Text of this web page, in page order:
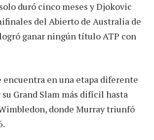
duró cinco meses y Djokovic
del Abierto de Australia de
ganar ningún título ATP con
encuentra en una etapa diferente
su Grand Slam más difícil hasta
donde Murray triunfó